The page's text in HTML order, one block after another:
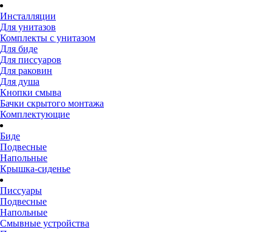
Инсталляции
Для унитазов
Комплекты с унитазом
Для биде
Для писсуаров
Для раковин
Для душа
Кнопки смыва
Бачки скрытого монтажа
Комплектующие
Биде
Подвесные
Напольные
Крышка-сиденье
Писсуары
Подвесные
Напольные
Смывные устройства